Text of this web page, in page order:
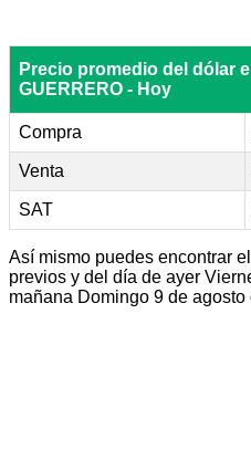
Precio promedio del dólar
GUERRERO - Hoy
Compra
Venta
SAT
Así mismo puedes encontrar
previos y del día de ayer
mañana Domingo 9 de agosto